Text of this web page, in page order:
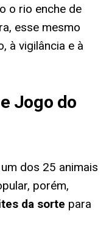
o rio enche de
esse mesmo
à vigilância e à
Jogo do
dos 25 animais
porém,
da sorte para